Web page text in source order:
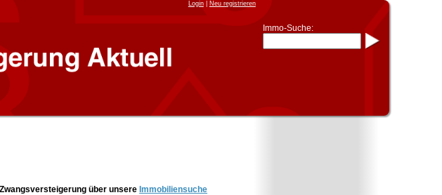
Login| Neu registrieren
Immo-Suche:
über unsereImmobiliensuche